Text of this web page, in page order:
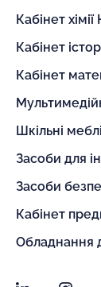
Кабінет
Кабінет
Кабінет
Шкільні меблі
Засоби для
Засоби
Кабінет
Обладнання